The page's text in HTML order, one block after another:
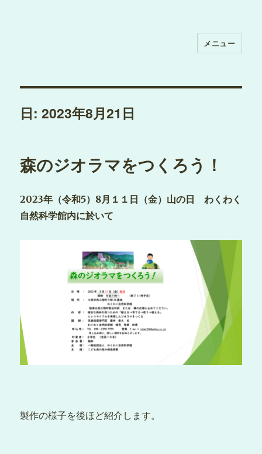
メニュー
日:2023年8月21日
森のジオラマをつくろう！
2023年（令和5）8月１１日（金）山の日
わくわく
自然科学館内に於いて
製作の様子を後ほど紹介します。